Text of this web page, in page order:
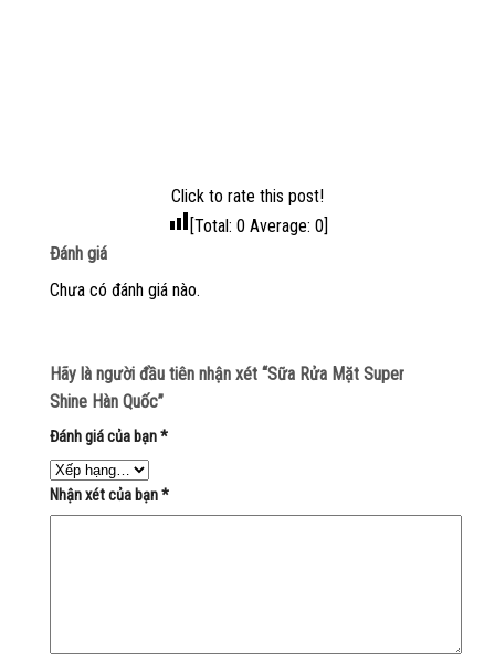
Click to rate this post!
[Total: 0 Average: 0]
Đánh giá
Chưa có đánh giá nào.
Hãy là người đầu tiên nhận xét “Sữa Rửa Mặt Super
Shine Hàn Quốc”
Đánh giá của bạn*
Nhận xét của bạn*